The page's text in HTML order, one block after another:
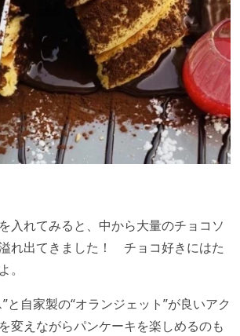
入れてみると、中から大量のチョコソ
れ出てきました！ チョコ好きにはた
。
と自家製の“オランジェット”が良いアク
変えながらパンケーキを楽しめるのも